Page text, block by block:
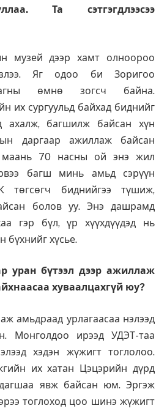
Та сэтгэгдлээсээ
музей дээр хамт олноороо
Яг одоо би Зоригоо
өмнө зогсч байна.
их сургуульд байхад биднийг
ахалж, багшилж байсан хүн
даргаар ажиллаж байсан
маань 70 насны ой энэ жил
багш минь амьд сэрүүн
биднийгээ түшиж,
болов уу. Энэ дашрамд
гэр бүл, үр хүүхдүүдэд нь
бүхнийг хүсье.
уран бүтээл дээр ажиллаж
хуваалцахгүй юу?
амьдраад урлагаасаа нэлээд
Монголдоо ирээд УДЭТ-таа
хэдэн жүжигт тоглолоо.
их хатан Цэцэрийн дүрд
явж байсан юм. Эргэж
тоглоход цоо шинэ жүжигт